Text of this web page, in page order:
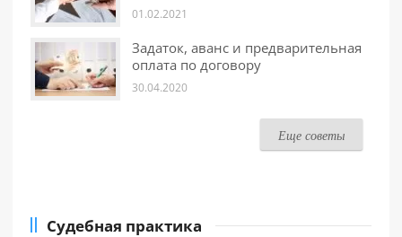
01.02.2021
Задаток, аванс и предварительная
оплата по договору
30.04.2020
Еще советы
Судебная практика